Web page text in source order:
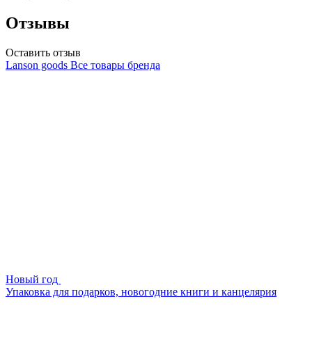
Отзывы
Оставить отзыв
Lanson goods Все товары бренда
Новый год
Упаковка для подарков, новогодние книги и канцелярия